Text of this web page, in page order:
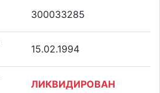
300033285
15.02.1994
ЛИКВИДИРОВАН